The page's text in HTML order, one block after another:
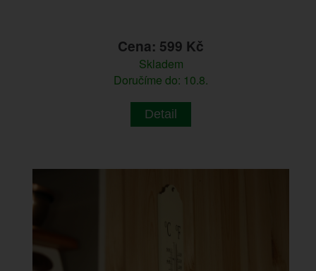
Cena: 599 Kč
Skladem
Doručíme do: 10.8.
Detail